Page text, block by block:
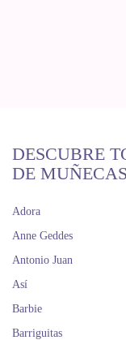
DESCUBRE
DE MUÑECAS
Adora
Anne Geddes
Antonio Juan
Así
Barbie
Barriguitas